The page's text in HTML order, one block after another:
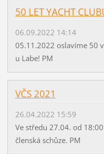
50 LET YACHT
06.09.2022 14:14
05.11.2022 oslavíme 50
u Labe! PM
VČS 2021
26.04.2022 15:59
Ve středu 27.04. od
členská schůze. PM